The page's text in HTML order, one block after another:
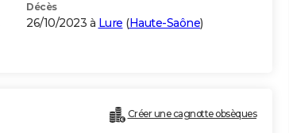
Décès
26/10/2023 à Lure (Haute-Saône)
Créer une cagnotte obsèques